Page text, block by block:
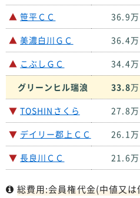
▲ 笹平ＣＣ 36.9万
▲ 美濃白川ＧＣ 36.4万
▲ こぶしＧＣ 34.4万
グリーンヒル瑞浪
33.8万
▼ TOSHINさくら 27.8万
▼ デイリー郡上ＣＣ 26.1万
▼ 長良川ＣＣ 21.6万
総費用:会員権代金(中値又